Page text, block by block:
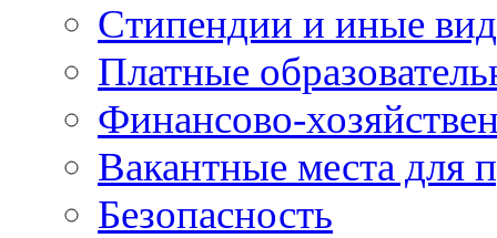
Стипендии и иные
Платные
Финансово-
Вакантные места для
Безопасность